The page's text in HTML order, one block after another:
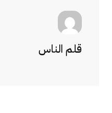
قلم الناس